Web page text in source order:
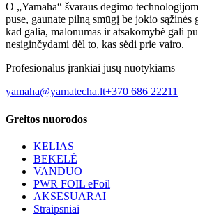
O „Yamaha“ švaraus degimo
puse, gaunate pilną smūgį be jokio sąžinės
kad galia, malonumas ir atsakomybė gali
nesiginčydami dėl to, kas sėdi prie vairo.
Profesionalūs įrankiai jūsų nuotykiams
yamaha@yamatecha.lt+370 686 22211
Greitos nuorodos
KELIAS
BEKELĖ
VANDUO
PWR FOIL eFoil
AKSESUARAI
Straipsniai